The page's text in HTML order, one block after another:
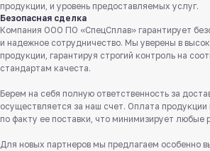
продукции, и уровень предоставляемых услуг.
Безопасная сделка
Компания ООО ПО «СпецСплав» гарантирует
и надежное сотрудничество. Мы уверены в
продукции, гарантируя строгий контроль на
стандартам качеста.
Берем на себя полную ответственность за
осуществляется за наш счет. Оплата продукции
по факту ее поставки, что минимизирует любые
Для новых партнеров мы предлагаем особенно
Служба поддержки клиентов